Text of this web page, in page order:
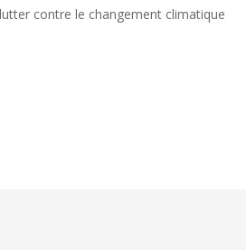
contre le changement climatique